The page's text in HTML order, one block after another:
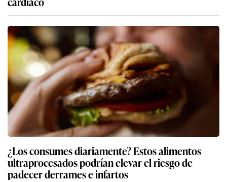
¿Los consumes diariamente? Estos alimentos
ultraprocesados podrían elevar el riesgo de
padecer derrames e infartos